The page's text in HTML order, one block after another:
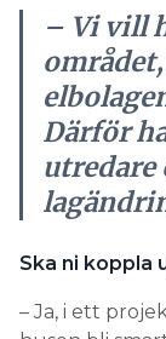
– Vi vill
Därför
utredare
Ska ni koppla
– Ja, i ett